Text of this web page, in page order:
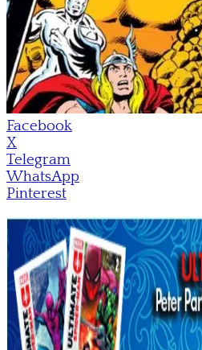
Facebook
X
Telegram
WhatsApp
Pinterest